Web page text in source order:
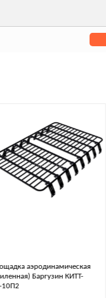
Площадка (усиленная) для а/м
ГАЗел_ь/Соболь